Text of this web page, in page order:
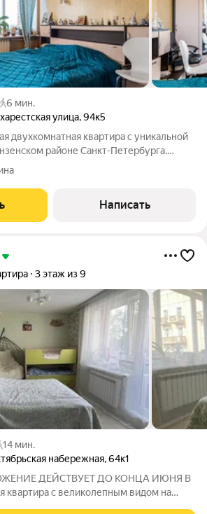
6 мин.
улица,94к5
двухкомнатная квартира с уникальной
районе Санкт-Петербурга.
комфортной жизни в одной из лучших
Написать
3 этаж из 9
14 мин.
набережная,64к1
ДЕЙСТВУЕТ ДО КОНЦА ИЮНЯ В
квартира с великолепным видом на